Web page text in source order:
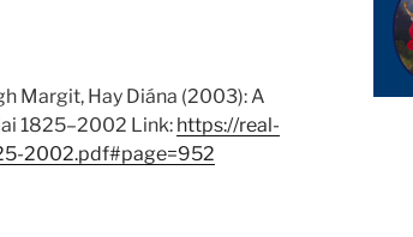
Margit, Hay Diána (2003): A
1825–2002 Link: https://real-
2002.pdf#page=952